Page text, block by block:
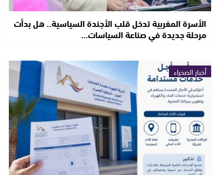
الأسرة المغربية تدخل قلب الأجندة السياسية.. هل بدأت
مرحلة جديدة في صناعة السياسات…
أخبار الصحراء